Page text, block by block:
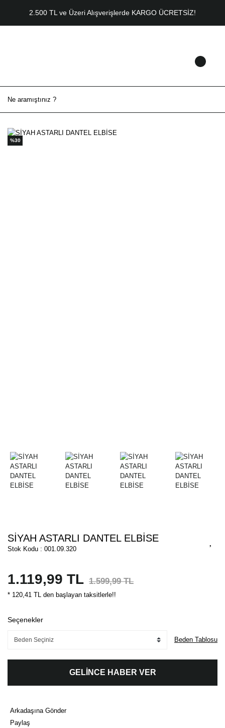
2.500 TL ve Üzeri Alışverişlerde KARGO ÜCRETSİZ!
%30
SİYAH ASTARLI DANTEL ELBİSE
Stok Kodu : 001.09.320
1.119,99 TL 1.599,99 TL
* 120,41 TL den başlayan taksitlerle!!
Seçenekler
Beden Tablosu
GELİNCE HABER VER
Arkadaşına Gönder
Paylaş